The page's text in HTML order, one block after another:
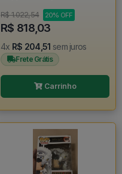
Naruto - Manto Da Kurama -
Figuarts Zero - Kizuna Relation
(bandai Spirits) - Naruto
R$ 1.022,54 20% OFF
R$ 818,03
4x R$ 204,51 sem juros
Frete Grátis
Carrinho